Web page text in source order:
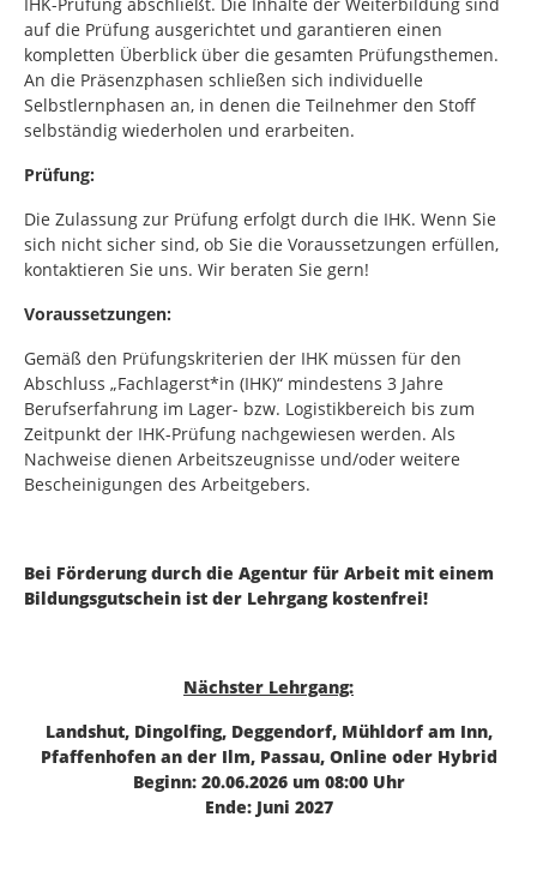
auf die Prüfung ausgerichtet und garantieren einen
kompletten Überblick über die gesamten Prüfungsthemen.
An die Präsenzphasen schließen sich individuelle
Selbstlernphasen an, in denen die Teilnehmer den Stoff
selbständig wiederholen und erarbeiten.
Prüfung:
Die Zulassung zur Prüfung erfolgt durch die IHK. Wenn Sie
sich nicht sicher sind, ob Sie die Voraussetzungen erfüllen,
kontaktieren Sie uns. Wir beraten Sie gern!
Voraussetzungen:
Gemäß den Prüfungskriterien der IHK müssen für den
Abschluss „Fachlagerst*in (IHK)“ mindestens 3 Jahre
Berufserfahrung im Lager- bzw. Logistikbereich bis zum
Zeitpunkt der IHK-Prüfung nachgewiesen werden. Als
Nachweise dienen Arbeitszeugnisse und/oder weitere
Bescheinigungen des Arbeitgebers.
Bei Förderung durch die Agentur für Arbeit mit einem
Bildungsgutschein ist der Lehrgang kostenfrei!
Nächster Lehrgang:
Landshut, Dingolfing, Deggendorf, Mühldorf am Inn,
Pfaffenhofen an der Ilm, Passau, Online oder Hybrid
Beginn: 20.06.2026 um 08:00 Uhr
Ende: Juni 2027